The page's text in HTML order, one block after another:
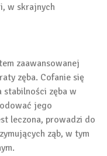
w skrajnych
zaawansowanej
zęba. Cofanie się
stabilności zęba w
jego
leczona, prowadzi do
ząb, w tym